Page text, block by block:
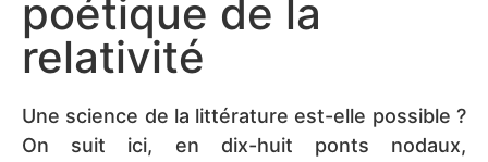
poétique de la
relativité
Une science de la littérature est-elle possible ?
On suit ici, en dix-huit ponts nodaux,